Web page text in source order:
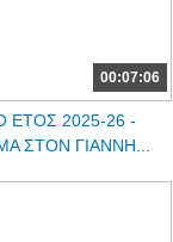
00:07:06
ΕΤΟΣ 2025-26 -
ΣΤΟΝ ΓΙΑΝΝΗ...